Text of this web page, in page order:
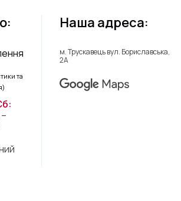
та
Наша адреса:
м. Трускавець вул. Бориславська,
2А